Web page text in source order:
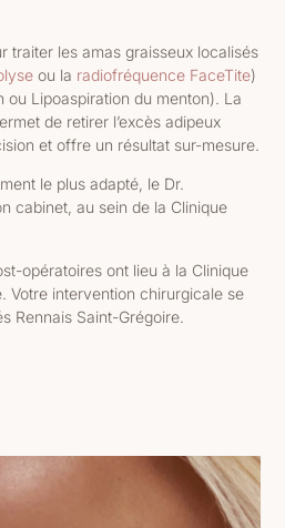
traiter les amas graisseux localisés
ou la radiofréquence FaceTite)
Lipoaspiration du menton). La
de retirer l’excès adipeux
et offre un résultat sur-mesure.
le plus adapté, le Dr.
cabinet, au sein de la Clinique
opératoires ont lieu à la Clinique
Votre intervention chirurgicale se
Rennais Saint-Grégoire.